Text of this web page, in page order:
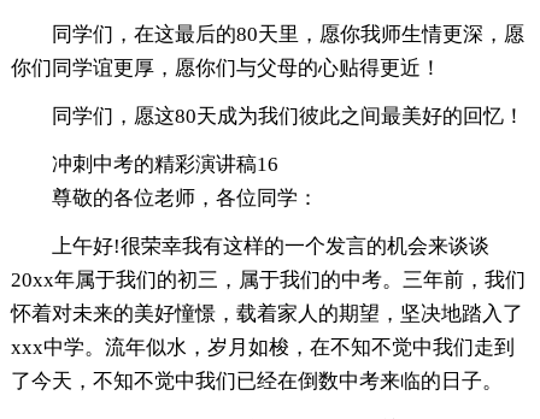
同学们，在这最后的80天里，愿你我师生情更深，愿
你们同学谊更厚，愿你们与父母的心贴得更近！
同学们，愿这80天成为我们彼此之间最美好的回忆！
冲刺中考的精彩演讲稿16
尊敬的各位老师，各位同学：
上午好!很荣幸我有这样的一个发言的机会来谈谈
20xx年属于我们的初三，属于我们的中考。三年前，我们
怀着对未来的美好憧憬，载着家人的期望，坚决地踏入了
xxx中学。流年似水，岁月如梭，在不知不觉中我们走到
了今天，不知不觉中我们已经在倒数中考来临的日子。